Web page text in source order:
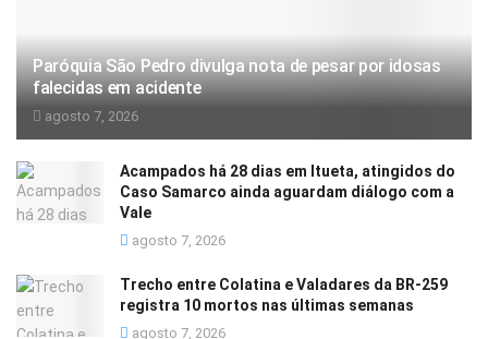
Paróquia São Pedro divulga nota de pesar por idosas
falecidas em acidente
agosto 7, 2026
Acampados há 28 dias em Itueta, atingidos do
Caso Samarco ainda aguardam diálogo com a
Vale
agosto 7, 2026
Trecho entre Colatina e Valadares da BR-259
registra 10 mortos nas últimas semanas
agosto 7, 2026